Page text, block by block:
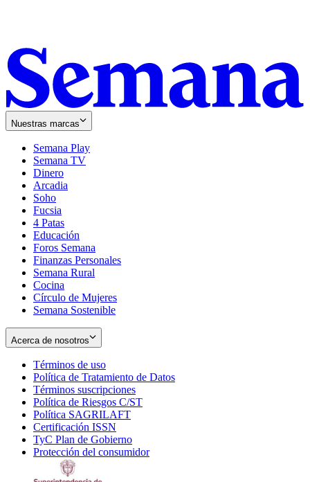
Nuestras marcas
Semana Play
Semana TV
Dinero
Arcadia
Soho
in
new
window
Fucsia
in
new
window
4 Patas
Educación
Foros Semana
Finanzas Personales
Semana Rural
Cocina
Círculo de Mujeres
Semana Sostenible
Acerca de nosotros
Términos de uso
in
new
window
Política de Tratamiento de Datos
Términos suscripciones
in
Política de Riesgos C/ST
Política SAGRILAFT
new
window
Certificación ISSN
in
new
TyC Plan de Gobierno
in
Protección del consumidorOpens